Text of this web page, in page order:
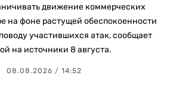
движение коммерческих
на фоне растущей обеспокоенности
участившихся атак, сообщает
на источники 8 августа.
08.08.2026 / 14:52